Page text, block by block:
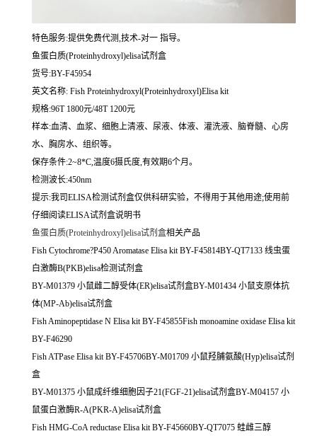
特色服务:提供免费代测,技术-对一 指导。
鱼蛋白质(Proteinhydroxyl)elisa试剂盒
货号:BY-F45954
英文名称: Fish Proteinhydroxyl(Proteinhydroxyl)Elisa kit
规格:96T 1800元/48T 1200元
样本:血清、血浆、细胞上清液、尿液、体液、灌洗液、脑脊髓、心房
水、胸房水、组织等。
保存条件:2~8*C,温度6摄氏度,有效期6个月。
检测波长:450nm
提示:我司ELISA检测试剂盒仅供科研实验，不得用于其他用途;使用前
仔细阅读ELISA试剂盒说明书
鱼蛋白质(Proteinhydroxyl)elisa试剂盒相关产品
Fish Cytochrome?P450 Aromatase Elisa kit BY-F45814BY-QT7133 线虫蛋
白激酶B(PKB)elisa检测试剂盒
BY-M01379 小鼠雌二醇受体(ER)elisa试剂盒BY-M01434 小鼠支原体抗
体(MP-Ab)elisa试剂盒
Fish Aminopeptidase N Elisa kit BY-F45855Fish monoamine oxidase Elisa kit
BY-F46290
Fish ATPase Elisa kit BY-F45706BY-M01709 小鼠羟脯氨酸(Hyp)elisa试剂
盒
BY-M01375 小鼠成纤维细胞因子21(FGF-21)elisa试剂盒BY-M04157 小
鼠蛋白激酶R-A(PKR-A)elisa试剂盒
Fish HMG-CoA reductase Elisa kit BY-F45660BY-QT7075 蛙雌三醇